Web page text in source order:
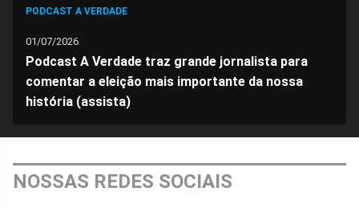
PODCAST A VERDADE
01/07/2026
Podcast A Verdade traz grande jornalista para
comentar a eleição mais importante da nossa
história (assista)
NOSSAS REDES SOCIAIS